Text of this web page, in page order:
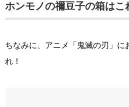
ホンモノの禰豆子の箱はこ
ちなみに、アニメ「鬼滅の刃」に
れ！